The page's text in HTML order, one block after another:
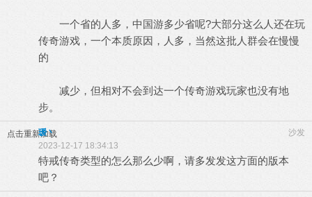
一个省的人多，中国游多少省呢?大部分这么人还在玩
传奇游戏，一个本质原因，人多，当然这批人群会在慢慢
的
减少，但相对不会到达一个传奇游戏玩家也没有地
步。
点击重新加载 沙发
瑷丶
2023-12-17 18:34:13
特戒传奇类型的怎么那么少啊，请多发发这方面的版本
吧？